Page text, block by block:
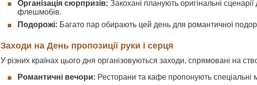
Організація сюрпризів: Закохані планують оригінальні
флешмобів.
Подорожі: Багато пар обирають цей день для романтичної
Заходи на День пропозиції руки і серця
У різних країнах цього дня організовуються заходи, спрямовані на
Романтичні вечори: Ресторани та кафе пропонують спеціальні